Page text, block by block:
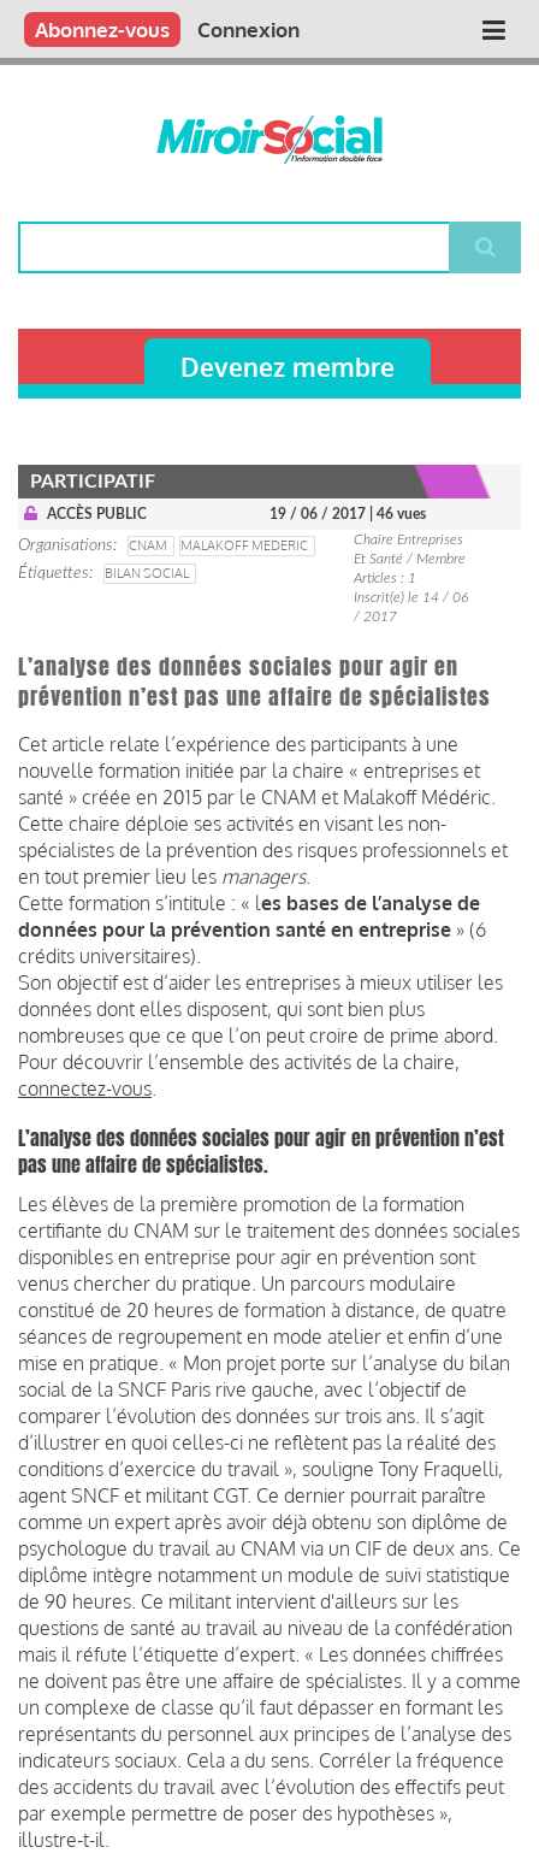
Aller
contenu
Main
Qui sommes nous ?
Vous publiez
Nous publions
Contactez-nous
Abonnez-vous Connexion
Devenez membre
PARTICIPATIF
ACCÈS PUBLIC 19 / 06 / 2017 | 46 vues
Organisations CNAM
MALAKOFF MEDERIC
Étiquettes
BILAN SOCIAL
Chaire Entreprises
Et Santé / Membre
Articles : 1
Inscrit(e) le 14 / 06
/ 2017
L’analyse des données sociales pour agir en
prévention n’est pas une affaire de spécialistes
Cet article relate l’expérience des participants à une
nouvelle formation initiée par la chaire « entreprises et
santé » créée en 2015 par le CNAM et Malakoff Médéric.
Cette chaire déploie ses activités en visant les non-
spécialistes de la prévention des risques professionnels et
en tout premier lieu les managers.
Cette formation s’intitule : « les bases de l’analyse de
données pour la prévention santé en entreprise » (6
crédits universitaires).
Son objectif est d’aider les entreprises à mieux utiliser les
données dont elles disposent, qui sont bien plus
nombreuses que ce que l’on peut croire de prime abord.
Pour découvrir l’ensemble des activités de la chaire,
connectez-vous
L’analyse des données sociales pour agir en prévention n’est
pas une affaire de spécialistes.
Les élèves de la première promotion de la formation
certifiante du CNAM sur le traitement des données sociales
disponibles en entreprise pour agir en prévention sont
venus chercher du pratique. Un parcours modulaire
constitué de 20 heures de formation à distance, de quatre
séances de regroupement en mode atelier et enfin d’une
mise en pratique. « Mon projet porte sur l’analyse du bilan
social de la SNCF Paris rive gauche, avec l’objectif de
comparer l’évolution des données sur trois ans. Il s’agit
d’illustrer en quoi celles-ci ne reflètent pas la réalité des
conditions d’exercice du travail », souligne Tony Fraquelli,
agent SNCF et militant CGT. Ce dernier pourrait paraître
comme un expert après avoir déjà obtenu son diplôme de
psychologue du travail au CNAM via un CIF de deux ans. Ce
diplôme intègre notamment un module de suivi statistique
de 90 heures. Ce militant intervient d'ailleurs sur les
questions de santé au travail au niveau de la confédération
mais il réfute l’étiquette d’expert. « Les données chiffrées
ne doivent pas être une affaire de spécialistes. Il y a comme
un complexe de classe qu’il faut dépasser en formant les
représentants du personnel aux principes de l’analyse des
indicateurs sociaux. Cela a du sens. Corréler la fréquence
des accidents du travail avec l’évolution des effectifs peut
par exemple permettre de poser des hypothèses »,
illustre-t-il.